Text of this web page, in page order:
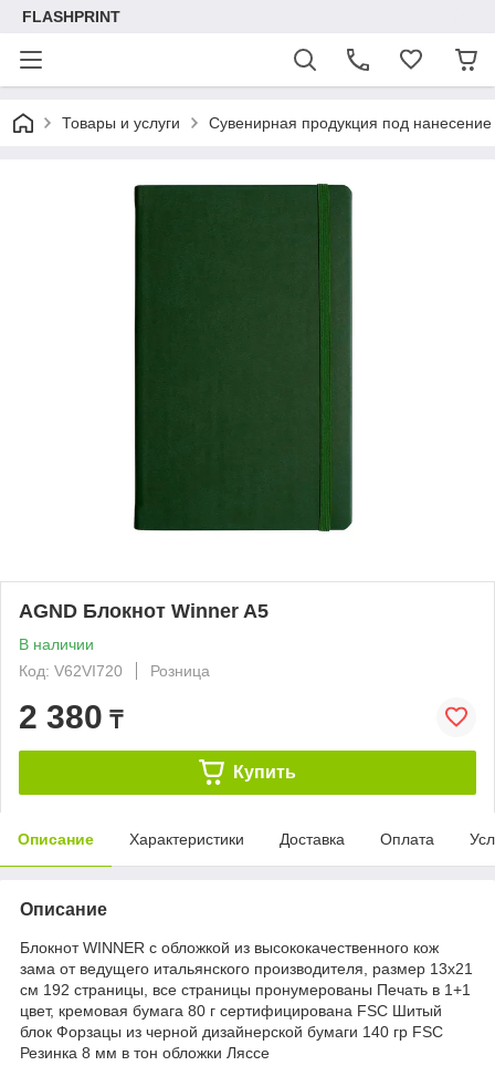
FLASHPRINT
Товары и услуги Сувенирная продукция под нанесение
AGND Блокнот Winner A5
В наличии
Код: V62VI720
Розница
2 380 ₸
Купить
Описание Характеристики Доставка Оплата
Описание
Блокнот WINNER с обложкой из высококачественного кож
зама от ведущего итальянского производителя, размер 13х21
см 192 страницы, все страницы пронумерованы Печать в 1+1
цвет, кремовая бумага 80 г сертифицирована FSC Шитый
блок Форзацы из черной дизайнерской бумаги 140 гр FSC
Резинка 8 мм в тон обложки Ляссе